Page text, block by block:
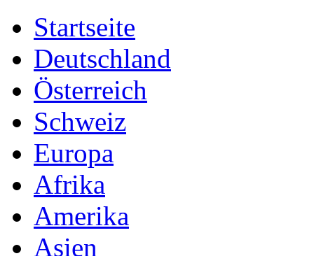
Startseite
Deutschland
Österreich
Schweiz
Europa
Afrika
Amerika
Asien